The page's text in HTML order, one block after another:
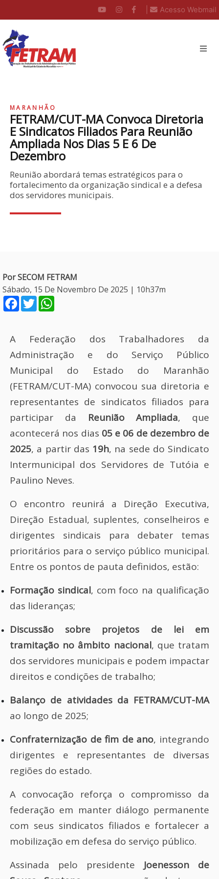
Acesso Webmail
MARANHÃO
FETRAM/CUT-MA Convoca Diretoria
E Sindicatos Filiados Para Reunião
Ampliada Nos Dias 5 E 6 De
Dezembro
Reunião abordará temas estratégicos para o
fortalecimento da organização sindical e a defesa
dos servidores municipais.
Por SECOM FETRAM
Sábado, 15 De Novembro De 2025 | 10h37m
Facebook
Twitter
A Federação dos Trabalhadores da
Administração e do Serviço Público
Municipal do Estado do Maranhão
(FETRAM/CUT-MA) convocou sua diretoria e
representantes de sindicatos filiados para
participar da Reunião Ampliada, que
acontecerá nos dias 05 e 06 de dezembro de
2025, a partir das 19h, na sede do Sindicato
Intermunicipal dos Servidores de Tutóia e
Paulino Neves.
O encontro reunirá a Direção Executiva,
Direção Estadual, suplentes, conselheiros e
dirigentes sindicais para debater temas
prioritários para o serviço público municipal.
Entre os pontos de pauta definidos, estão:
Formação sindical, com foco na qualificação
das lideranças;
Discussão sobre projetos de lei em
tramitação no âmbito nacional, que tratam
dos servidores municipais e podem impactar
direitos e condições de trabalho;
Balanço de atividades da FETRAM/CUT-MA
ao longo de 2025;
Confraternização de fim de ano, integrando
dirigentes e representantes de diversas
regiões do estado.
A convocação reforça o compromisso da
federação em manter diálogo permanente
com seus sindicatos filiados e fortalecer a
mobilização em defesa do serviço público.
Assinada pelo presidente Joenesson de